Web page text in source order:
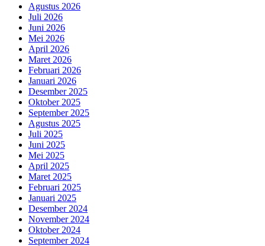
Agustus 2026
Juli 2026
Juni 2026
Mei 2026
April 2026
Maret 2026
Februari 2026
Januari 2026
Desember 2025
Oktober 2025
September 2025
Agustus 2025
Juli 2025
Juni 2025
Mei 2025
April 2025
Maret 2025
Februari 2025
Januari 2025
Desember 2024
November 2024
Oktober 2024
September 2024